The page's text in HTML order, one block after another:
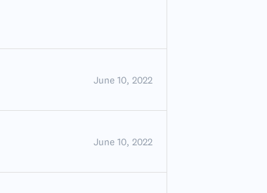
June 10, 2022
June 10, 2022